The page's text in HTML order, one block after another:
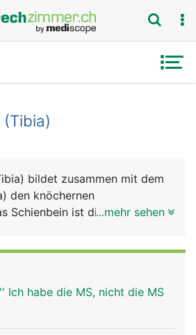
(Tibia)
bildet zusammen mit dem
den knöchernen
Schienbein ist dicker und
Vorderseite direkt unter der
unteren Ende, das den
und Teil des oberen
...mehr sehen
Ich habe die MS, nicht die MS